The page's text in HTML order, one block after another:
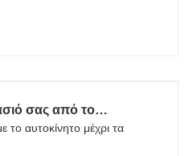
σας από το
αυτοκίνητο μέχρι τα